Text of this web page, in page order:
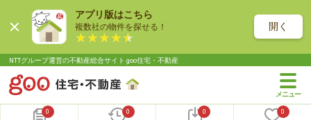
アプリ版はこちら
複数社の物件を探せる！ 開く
NTTグループ運営の不動産総合サイト goo住宅・不動産
0 0 0 0